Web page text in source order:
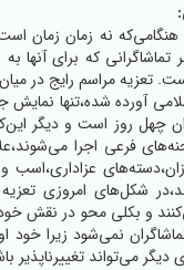
نه زمان زمان
تماشاگرانی که برای‌
تعزیه مراسم رایج در
آورده شده،تنها
چهل روز است و دیگر
فرعی اجرا
شکل‌های امروزی تعزیه
و بکلی محو در نقش خود
تماشاگران نمی‌شود زیرا
دیگر می‌تواند تغییرناپذیر